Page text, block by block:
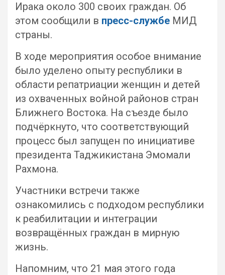
Ирака около 300 своих граждан. Об
этом сообщили в пресс-службе МИД
страны.
В ходе мероприятия особое внимание
было уделено опыту республики в
области репатриации женщин и детей
из охваченных войной районов стран
Ближнего Востока. На съезде было
подчёркнуто, что соответствующий
процесс был запущен по инициативе
президента Таджикистана Эмомали
Рахмона.
Участники встречи также
ознакомились с подходом республики
к реабилитации и интеграции
возвращённых граждан в мирную
жизнь.
Напомним, что 21 мая этого года